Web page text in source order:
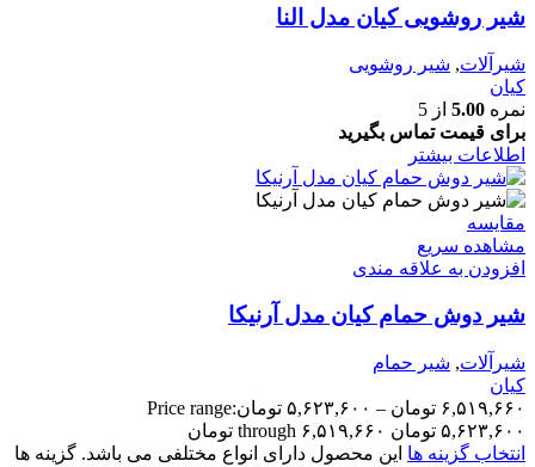
شیر روشویی کیان مدل النا
شیرآلات, شیر روشویی
کیان
نمره 5.00 از 5
برای قیمت تماس بگیرید
اطلاعات بیشتر
مقایسه
مشاهده سریع
افزودن به علاقه مندی
شیر دوش حمام کیان مدل آرنیکا
شیرآلات, شیر حمام
کیان
۶,۵۱۹,۶۶۰ تومان – ۵,۶۲۳,۶۰۰ تومانPrice range:
۵,۶۲۳,۶۰۰ تومان through ۶,۵۱۹,۶۶۰ تومان
انتخاب گزینه ها این محصول دارای انواع مختلفی می باشد. گزینه ها